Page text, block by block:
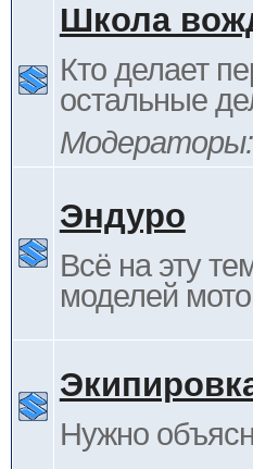
Школа
Кто делает
остальные
Эндуро
Всё на эту
моделей
Нужно